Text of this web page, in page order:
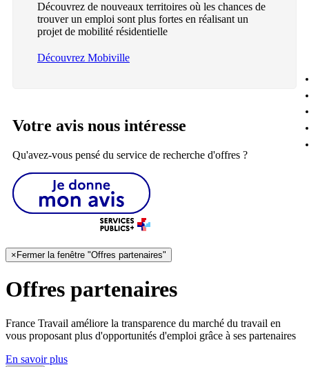
Découvrez de nouveaux territoires où les chances de
trouver un emploi sont plus fortes en réalisant un
projet de mobilité résidentielle
Découvrez Mobiville
Votre avis nous intéresse
Qu'avez-vous pensé du service de recherche d'offres ?
× Fermer la fenêtre "Offres partenaires"
Offres partenaires
France Travail améliore la transparence du marché du travail en
vous proposant plus d'opportunités d'emploi grâce à ses partenaires
En savoir plus